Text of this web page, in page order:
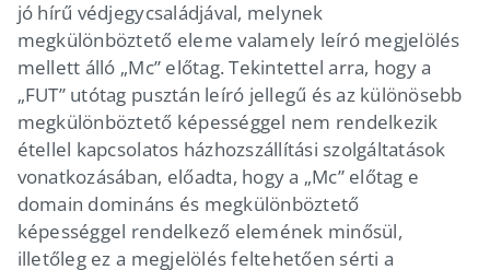
jó hírű védjegycsaládjával, melynek
megkülönböztető eleme valamely leíró megjelölés
mellett álló „Mc” előtag. Tekintettel arra, hogy a
„FUT” utótag pusztán leíró jellegű és az különösebb
megkülönböztető képességgel nem rendelkezik
étellel kapcsolatos házhozszállítási szolgáltatások
vonatkozásában, előadta, hogy a „Mc” előtag e
domain domináns és megkülönböztető
képességgel rendelkező elemének minősül,
illetőleg ez a megjelölés feltehetően sérti a